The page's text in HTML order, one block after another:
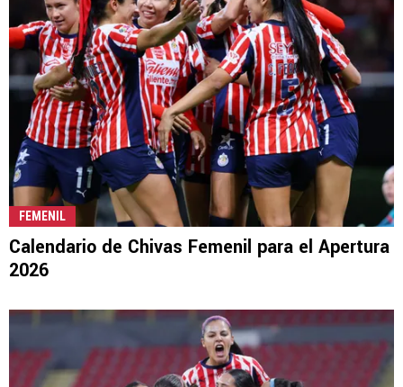
FEMENIL
Calendario de Chivas Femenil para el Apertura
2026